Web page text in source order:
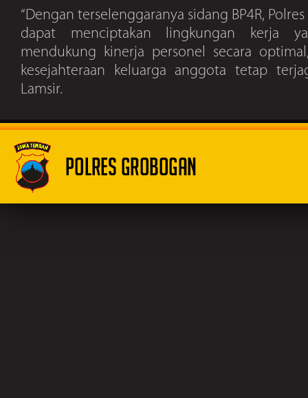
“Dengan terselenggaranya sidang BP4R,
dapat menciptakan lingkungan kerja
mendukung kinerja personel secara
kesejahteraan keluarga anggota tetap
Lamsir.